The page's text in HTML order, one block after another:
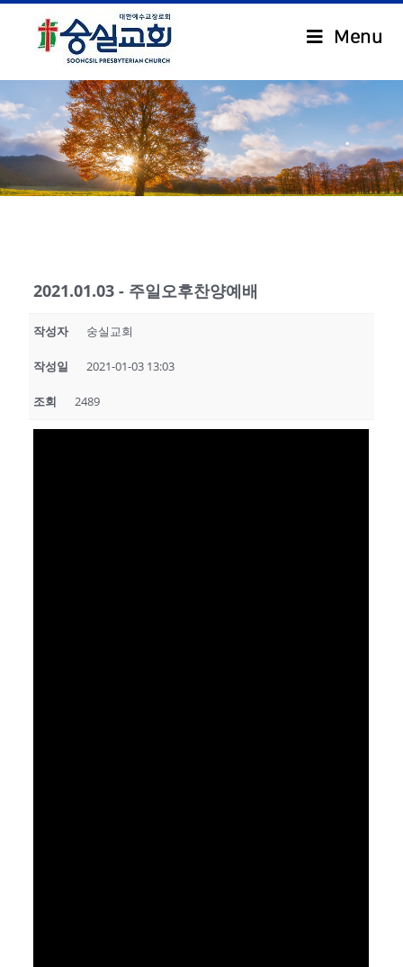
Menu
.
2021.01.03 - 주일오후찬양예배
작성자 숭실교회
작성일 2021-01-03 13:03
조회 2489